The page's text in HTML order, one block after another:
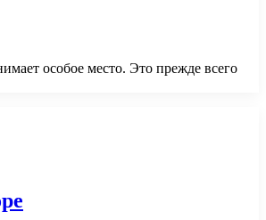
особое место. Это прежде всего